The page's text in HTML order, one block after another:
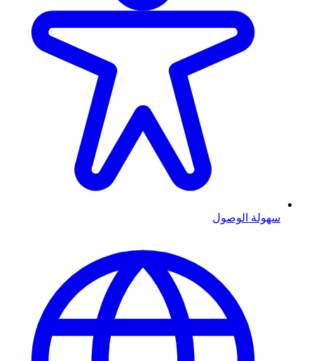
سهولة الوصول